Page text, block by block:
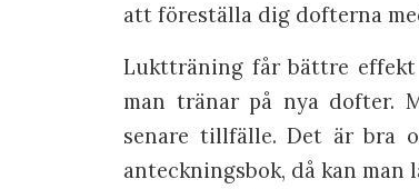
att föreställa dig dofterna
Luktträning får bättre
man tränar på nya dofter.
senare tillfälle. Det är bra
anteckningsbok, då kan